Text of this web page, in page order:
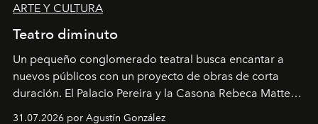
ARTE Y CULTURA
Teatro diminuto
Un pequeño conglomerado teatral busca encantar a
nuevos públicos con un proyecto de obras de corta
duración. El Palacio Pereira y la Casona Rebeca Matte
31.07.2026 por Agustín González